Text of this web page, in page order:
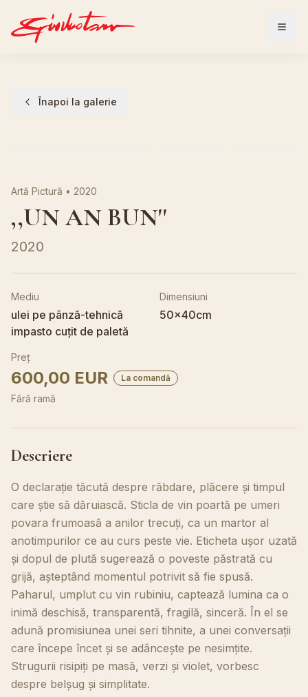
Înapoi la galerie
Artă Pictură • 2020
,,UN AN BUN''
2020
Mediu
ulei pe pânză-tehnică
impasto cuțit de paletă
Dimensiuni
50x40cm
Preț
600,00 EUR La comandă
Fără ramă
Descriere
O declarație tăcută despre răbdare, plăcere și timpul
care știe să dăruiască. Sticla de vin poartă pe umeri
povara frumoasă a anilor trecuți, ca un martor al
anotimpurilor ce au curs peste vie. Eticheta ușor uzată
și dopul de plută sugerează o poveste păstrată cu
grijă, așteptând momentul potrivit să fie spusă.
Paharul, umplut cu vin rubiniu, captează lumina ca o
inimă deschisă, transparentă, fragilă, sinceră. În el se
adună promisiunea unei seri tihnite, a unei conversații
care începe încet și se adâncește pe nesimțite.
Strugurii risipiți pe masă, verzi și violet, vorbesc
despre belșug și simplitate.